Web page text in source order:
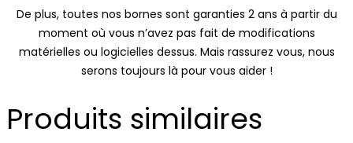
De plus, toutes nos bornes sont garanties 2 ans à partir du
moment où vous n’avez pas fait de modifications
matérielles ou logicielles dessus. Mais rassurez vous, nous
serons toujours là pour vous aider !
Produits similaires